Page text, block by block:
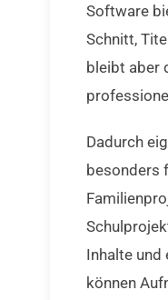
Software
Schnitt,
bleibt aber
Dadurch
besonders
Inhalte und
können